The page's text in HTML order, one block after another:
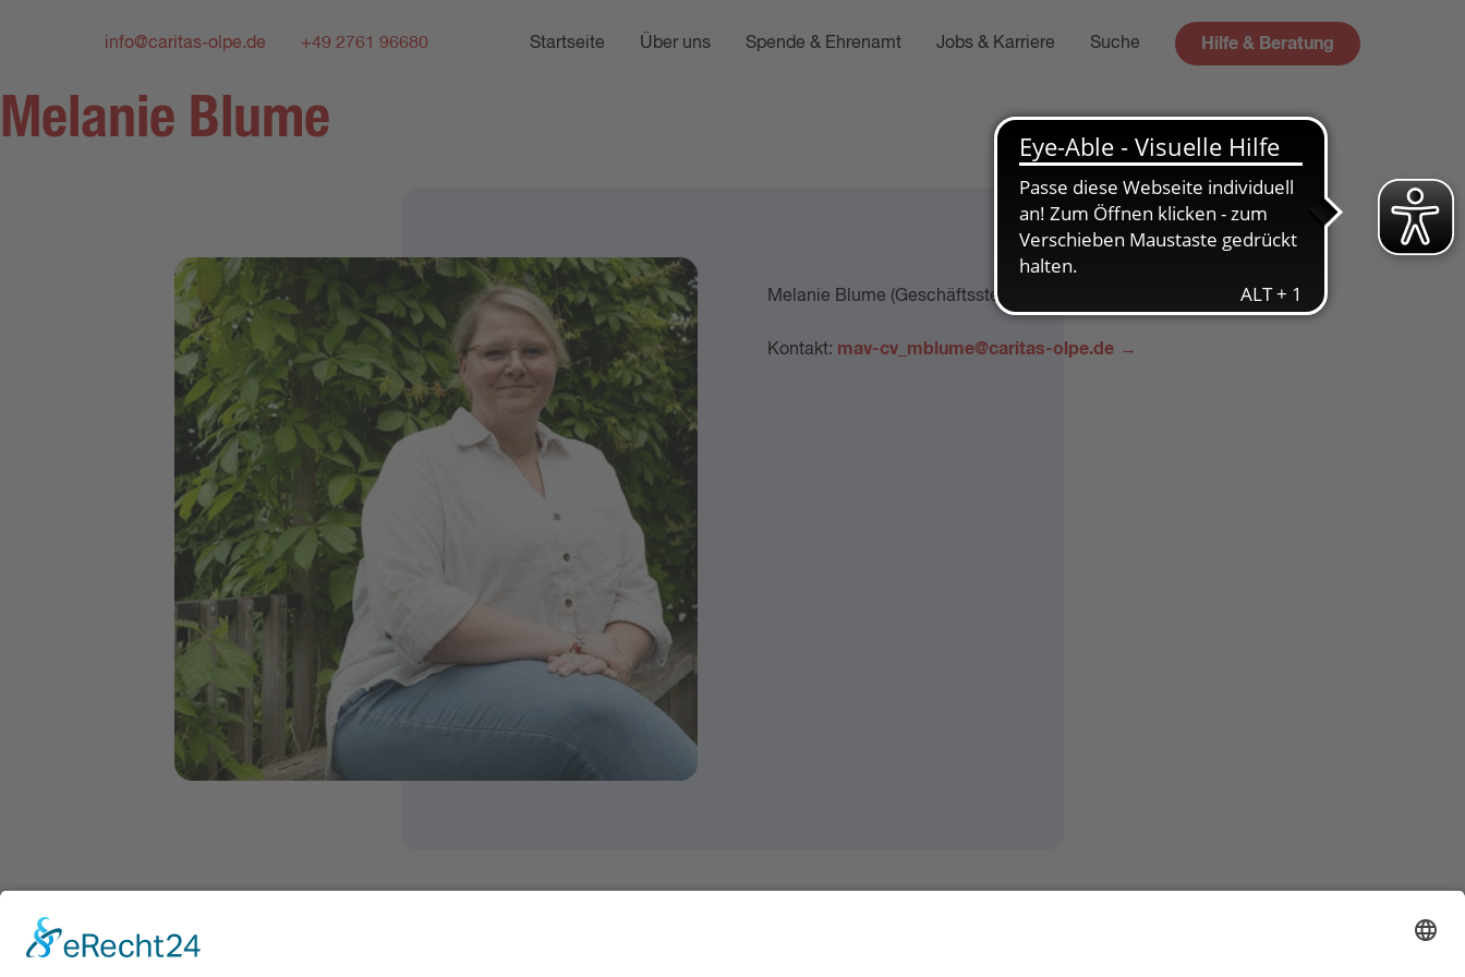
info@caritas-olpe.de +49 2761 96680 Startseite Über uns Spende & Ehrenamt Jobs & Karriere Suche Hilfe & Beratung
Melanie Blume
Melanie Blume (Geschäftsstelle)
Kontakt: mav-cv_mblume@caritas-olpe.de